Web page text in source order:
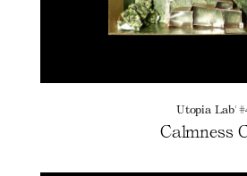
Utopia Lab'
Calmness